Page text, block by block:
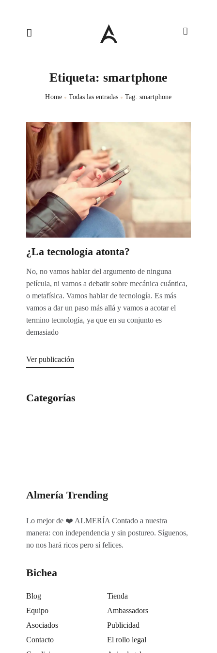
Etiqueta: smartphone
Home Todas las entradas Tag: smartphone
¿La tecnología atonta?
No, no vamos hablar del argumento de ninguna
película, ni vamos a debatir sobre mecánica cuántica,
o metafísica. Vamos hablar de tecnología. Es más
vamos a dar un paso más allá y vamos a acotar el
termino tecnología, ya que en su conjunto es
demasiado
Ver publicación
Categorías
Almería Trending
Lo mejor de ❤️ ALMERÍA Contado a nuestra
manera: con independencia y sin postureo. Síguenos,
no nos hará ricos pero sí felices.
Bichea
Blog
Tienda
Equipo
Ambassadors
Asociados
Publicidad
Contacto
El rollo legal